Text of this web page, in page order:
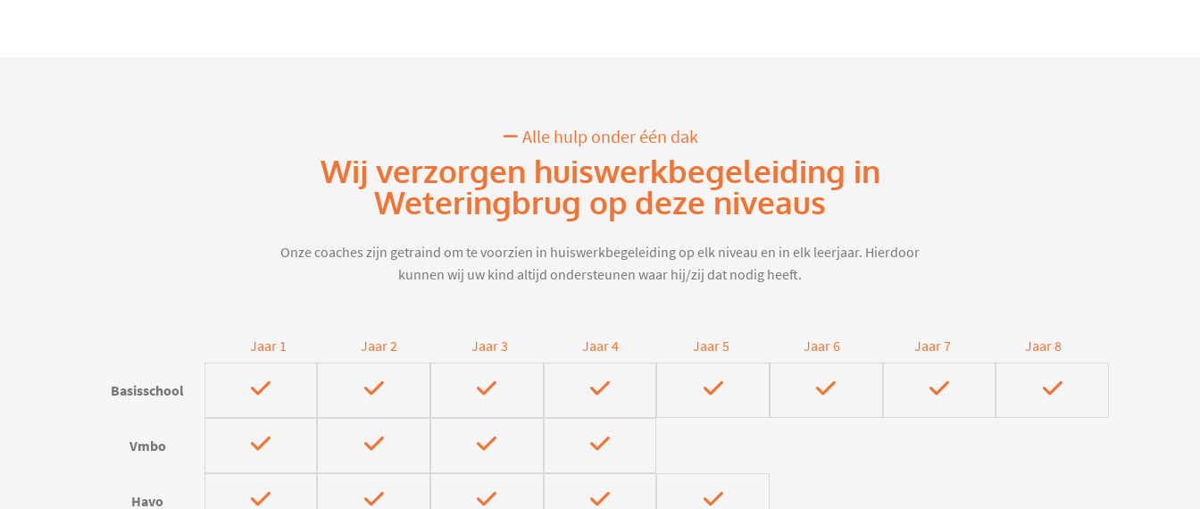
Alle hulp onder één dak
Wij verzorgen huiswerkbegeleiding in
Weteringbrug op deze niveaus
Onze coaches zijn getraind om te voorzien in huiswerkbegeleiding op elk niveau en in elk leerjaar. Hierdoor
kunnen wij uw kind altijd ondersteunen waar hij/zij dat nodig heeft.
Jaar 1 Jaar 2 Jaar 3 Jaar 4 Jaar 5 Jaar 6 Jaar 7 Jaar 8
Basisschool
Vmbo
Havo